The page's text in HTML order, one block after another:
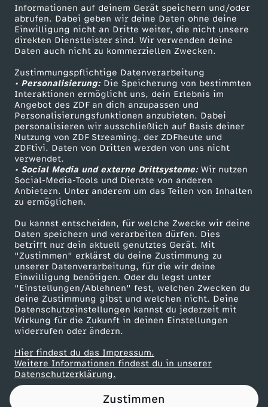
Informationen auf deinem Gerät speichern und/oder
abrufen. Dabei geben wir deine Daten ohne deine
Einwilligung nicht an Dritte weiter, die nicht unsere
direkten Dienstleister sind. Wir verwenden deine
Daten auch nicht zu kommerziellen Zwecken.
Zustimmungspflichtige Datenverarbeitung
• Personalisierung:Die Speicherung von bestimmten
Interaktionen ermöglicht uns, dein Erlebnis im
Angebot des ZDF an dich anzupassen und
Personalisierungsfunktionen anzubieten. Dabei
personalisieren wir ausschließlich auf Basis deiner
Nutzung von ZDF Streaming, der ZDFheute und
ZDFtivi. Daten von Dritten werden von uns nicht
verwendet.
• Social Media und externe Drittsysteme:Wir nutzen
Social-Media-Tools und Dienste von anderen
Anbietern. Unter anderem um das Teilen von Inhalten
zu ermöglichen.
Du kannst entscheiden, für welche Zwecke wir deine
Daten speichern und verarbeiten dürfen. Dies
betrifft nur dein aktuell genutztes Gerät. Mit
"Zustimmen" erklärst du deine Zustimmung zu
unserer Datenverarbeitung, für die wir deine
Einwilligung benötigen. Oder du legst unter
"Einstellungen/Ablehnen" fest, welchen Zwecken du
deine Zustimmung gibst und welchen nicht. Deine
Datenschutzeinstellungen kannst du jederzeit mit
Wirkung für die Zukunft in deinen Einstellungen
widerrufen oder ändern.
Hier findest du das Impressum.
Weitere Informationen findest du in unserer
Datenschutzerklärung.
Zustimmen
t
i
s
c
h
-
O
u
t
f
i
t
(
W
ZDF-Apps
Smart TV
ZDFtext
Livestreams
Sendungen A-Z
TV-Programm
ZDFmitreden
Kontakt zum ZDF
Tickets
Zuschauerservice
Hilfe
ZDF Unternehmen
Karriere
ZDF goes Schule
Werbefernsehen
Mainzelmännchen
Partner